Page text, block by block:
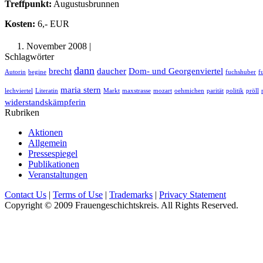
Treffpunkt: Augustusbrunnen
Kosten: 6,- EUR
1. November 2008 |
Schlagwörter
Autorin begine brecht dann daucher Dom- und Georgenviertel fuchshuber
lechviertel Literatin maria stern Markt maxstrasse mozart oehmichen parität politik pröll
widerstandskämpferin
Rubriken
Aktionen
Allgemein
Pressespiegel
Publikationen
Veranstaltungen
Contact Us | Terms of Use | Trademarks | Privacy Statement
Copyright © 2009 Frauengeschichtskreis. All Rights Reserved.